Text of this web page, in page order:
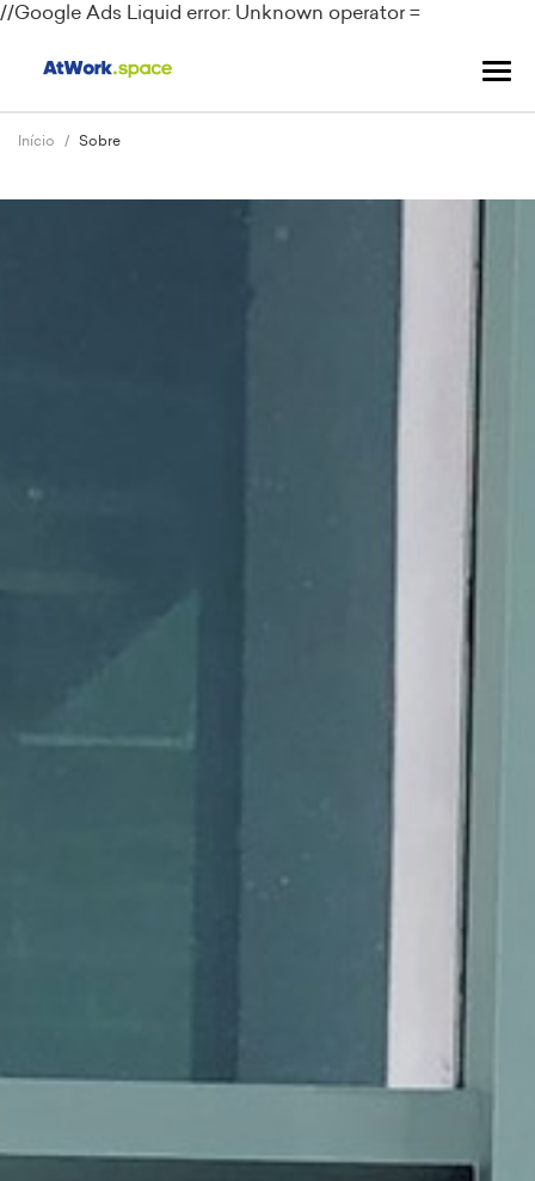
//Google Ads Liquid error: Unknown operator =
Início Sobre